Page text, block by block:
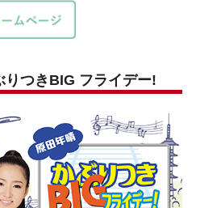
りつきBIG フライデー!